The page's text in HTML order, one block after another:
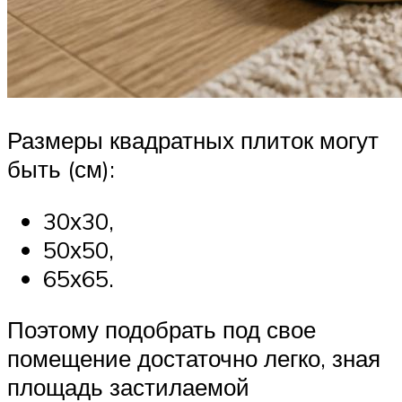
Размеры квадратных плиток могут
быть (см):
30х30,
50х50,
65х65.
Поэтому подобрать под свое
помещение достаточно легко, зная
площадь застилаемой